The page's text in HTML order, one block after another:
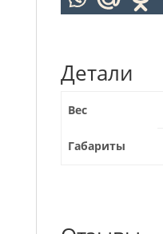
Детали
Вес
Габариты